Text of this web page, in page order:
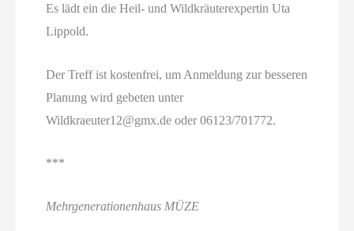
Es lädt ein die Heil- und Wildkräuterexpertin Uta
Lippold.
Der Treff ist kostenfrei, um Anmeldung zur besseren
Planung wird gebeten unter
Wildkraeuter12@gmx.de oder 06123/701772.
***
Mehrgenerationenhaus MÜZE